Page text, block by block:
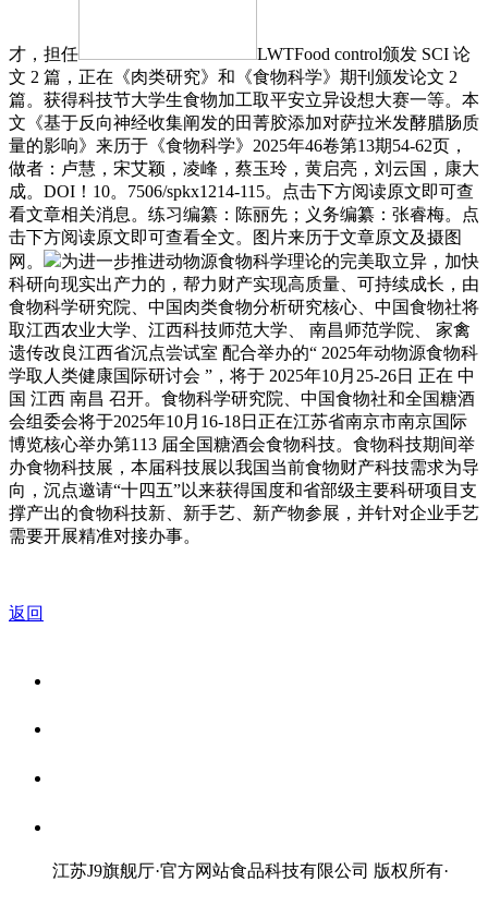
才，担任
LWTFood control颁发 SCI 论
文 2 篇，正在《肉类研究》和《食物科学》期刊颁发论文 2
篇。获得科技节大学生食物加工取平安立异设想大赛一等。本
文《基于反向神经收集阐发的田菁胶添加对萨拉米发酵腊肠质
量的影响》来历于《食物科学》2025年46卷第13期54-62页，
做者：卢慧，宋艾颖，凌峰，蔡玉玲，黄启亮，刘云国，康大
成。DOI！10。7506/spkx1214-115。点击下方阅读原文即可查
看文章相关消息。练习编纂：陈丽先；义务编纂：张睿梅。点
击下方阅读原文即可查看全文。图片来历于文章原文及摄图
网。
为进一步推进动物源食物科学理论的完美取立异，加快
科研向现实出产力的，帮力财产实现高质量、可持续成长，由
食物科学研究院、中国肉类食物分析研究核心、中国食物社将
取江西农业大学、江西科技师范大学、 南昌师范学院、 家禽
遗传改良江西省沉点尝试室 配合举办的“ 2025年动物源食物科
学取人类健康国际研讨会 ”，将于 2025年10月25-26日 正在 中
国 江西 南昌 召开。食物科学研究院、中国食物社和全国糖酒
会组委会将于2025年10月16-18日正在江苏省南京市南京国际
博览核心举办第113 届全国糖酒会食物科技。食物科技期间举
办食物科技展，本届科技展以我国当前食物财产科技需求为导
向，沉点邀请“十四五”以来获得国度和省部级主要科研项目支
撑产出的食物科技新、新手艺、新产物参展，并针对企业手艺
需要开展精准对接办事。
返回
江苏J9旗舰厅·官方网站食品科技有限公司 版权所有·